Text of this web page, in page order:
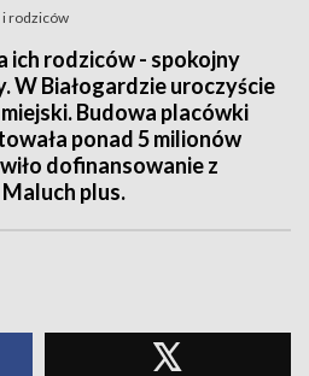
i rodziców
ich rodziców - spokojny
W Białogardzie uroczyście
Budowa placówki
ponad 5 milionów
dofinansowanie z
plus.